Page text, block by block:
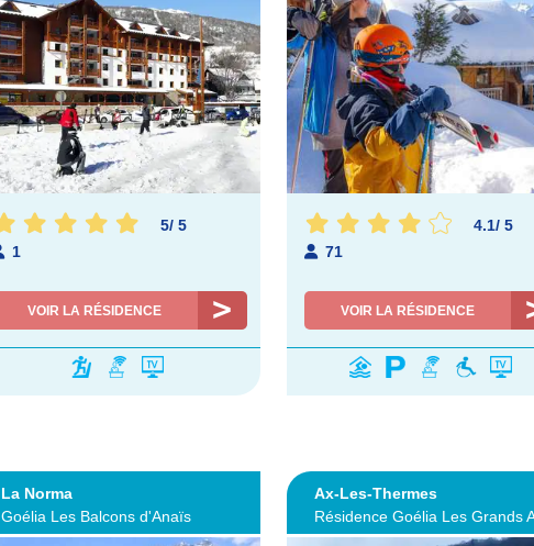
5/ 5
1
VOIR LA RÉSIDENCE
4.1/ 5
71
VOIR LA RÉSIDENCE
La Norma
Goélia Les Balcons d'Anaïs
Ax-Les-Thermes
Résidence Goélia Les Grands